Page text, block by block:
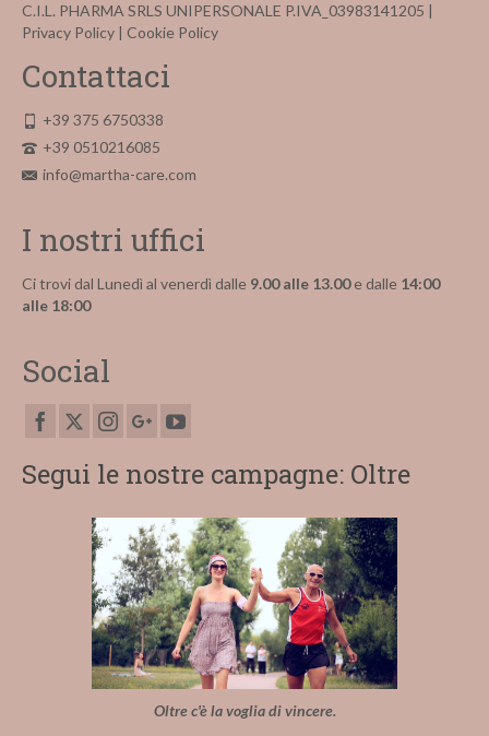
C.I.L. PHARMA SRLS UNIPERSONALE P.IVA_03983141205 |
Privacy Policy | Cookie Policy
Contattaci
+39 375 6750338
+39 0510216085
info@martha-care.com
I nostri uffici
Ci trovi dal Lunedì al venerdì dalle 9.00 alle 13.00e dalle 14:00
alle 18:00
Social
Segui le nostre campagne: Oltre
Oltre c'è la voglia di vincere.